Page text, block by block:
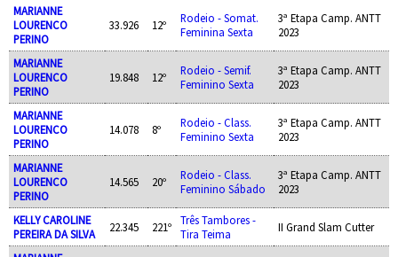
MARIANNE
LOURENCO
PERINO
33.926 12º
Rodeio - Somat.
Feminina Sexta
3ª Etapa Camp. ANTT
2023
MARIANNE
LOURENCO
PERINO
19.848 12º
Rodeio - Semif.
Feminino Sexta
3ª Etapa Camp. ANTT
2023
MARIANNE
LOURENCO
PERINO
14.078 8º
Rodeio - Class.
Feminino Sexta
3ª Etapa Camp. ANTT
2023
MARIANNE
LOURENCO
PERINO
14.565 20º
Rodeio - Class.
Feminino Sábado
3ª Etapa Camp. ANTT
2023
KELLY CAROLINE
PEREIRA DA SILVA
22.345 221º
Três Tambores -
Tira Teima
II Grand Slam Cutter